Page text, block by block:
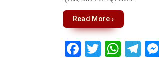
Read More ›
F T W T